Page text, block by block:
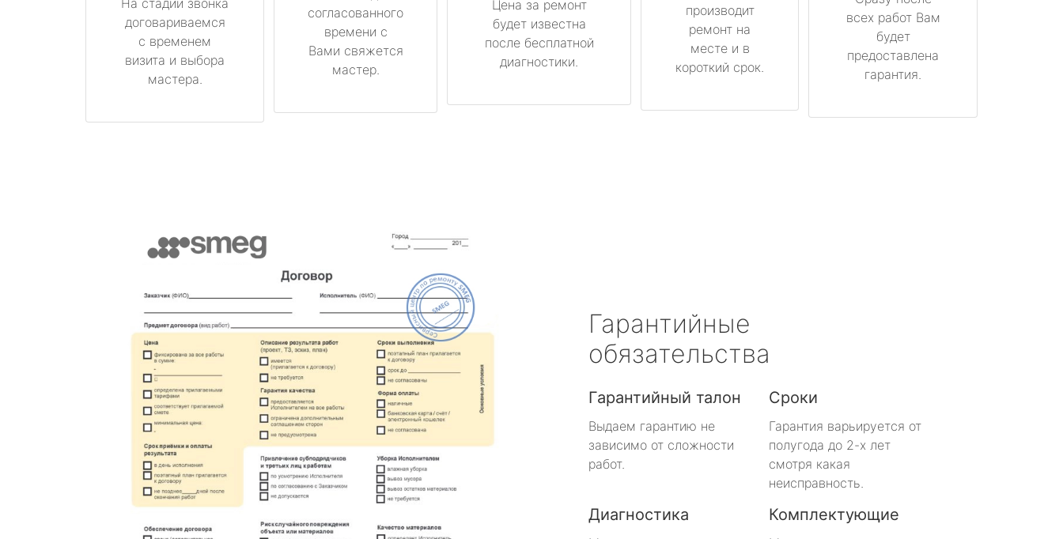
договариваемся
с временем
визита и выбора
мастера.
согласованного
времени с
Вами свяжется
мастер.
Цена за ремонт
будет известна
после бесплатной
диагностики.
производит
ремонт на
месте и в
короткий срок.
всех работ Вам
будет
предоставлена
гарантия.
Гарантийные
обязательства
Гарантийный талон
Выдаем гарантию не
зависимо от сложности
работ.
Сроки
Гарантия варьируется от
полугода до 2-х лет
смотря какая
неисправность.
Диагностика Комплектующие